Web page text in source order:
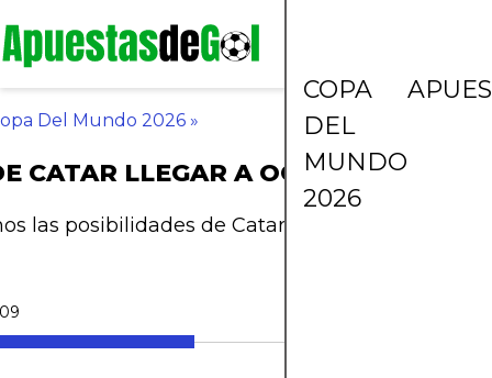
COPA
DEL
MUNDO
2026
Del Mundo 2026 »
CATAR LLEGAR A OCTAVOS DE
las posibilidades de Catar para avanzar en el